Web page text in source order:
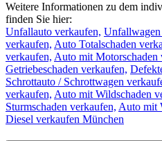
Weitere Informationen zu dem
finden Sie hier:
Unfallauto verkaufen,
verkaufen, Auto Totalschaden
verkaufen, Auto mit Motorschaden
Getriebeschaden verkaufen,
Schrottauto / Schrottwagen
verkaufen, Auto mit Wildschaden
Sturmschaden verkaufen, Auto mit
Diesel verkaufen München